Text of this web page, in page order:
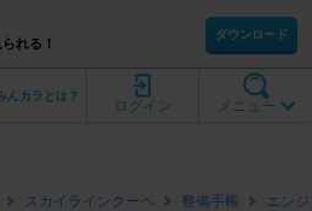
れる！
ダウンロード
メニュー
ログイン
んカラとは？
スカイラインクーペ 整備手帳 エン